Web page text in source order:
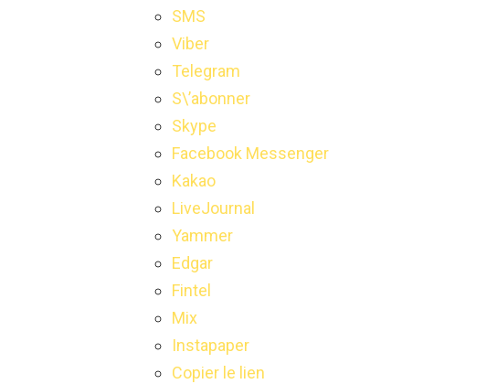
SMS
Viber
Telegram
S\’abonner
Skype
Facebook Messenger
Kakao
LiveJournal
Yammer
Edgar
Fintel
Mix
Instapaper
Copier le lien